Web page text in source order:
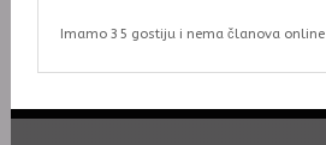
Imamo 35 gostiju i nema članova online